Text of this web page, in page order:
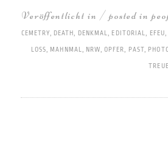
Veröffentlicht in / posted in
CEMETRY, DEATH, DENKMAL, EDITORIAL, EFEU,
LOSS, MAHNMAL, NRW, OPFER, PAST,
TREUE